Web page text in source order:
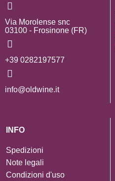
Via Morolense snc
03100 - Frosinone (FR)
+39 0282197577
info@oldwine.it
INFO
Spedizioni
Note legali
Condizioni d'uso